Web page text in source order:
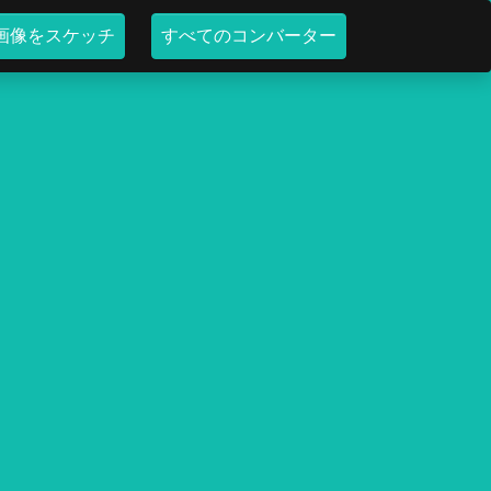
像をスケッチ すべてのコンバーター